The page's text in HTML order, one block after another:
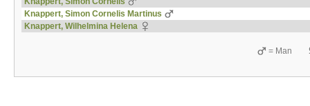
Knappert, Simon Cornelis Martinus
Knappert, Wilhelmina Helena
= Man